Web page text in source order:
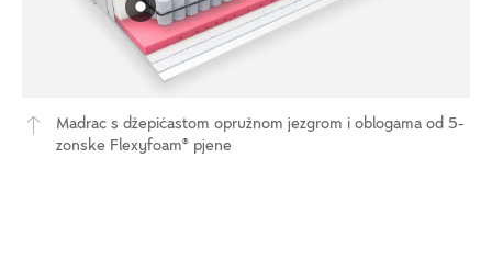
Madrac s džepićastom opružnom jezgrom i oblogama od 5-
zonske Flexyfoam® pjene